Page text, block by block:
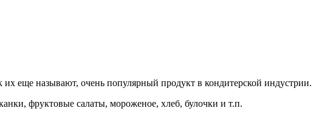
еще называют, очень популярный продукт в кондитерской индустрии.
фруктовые салаты, мороженое, хлеб, булочки и т.п.